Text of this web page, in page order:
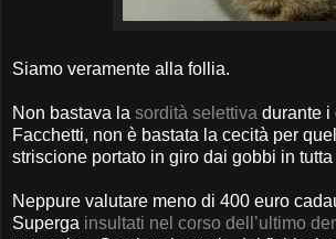
Siamo veramente alla follia.
Non bastava la sordità selettiva durante i
Facchetti, non è bastata la cecità per
striscione portato in giro dai gobbi in tutta
Neppure valutare meno di 400 euro
Superga insultati nel corso dell’ultimo